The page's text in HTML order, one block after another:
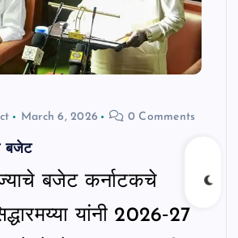
March 6, 2026 0 Comments
बजेट
बजेट कर्नाटकचे
यांनी 2026‑27